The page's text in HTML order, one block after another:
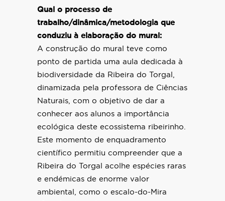
Qual o processo de
trabalho/dinâmica/metodologia que
conduziu à elaboração do mural:
A construção do mural teve como
ponto de partida uma aula dedicada à
biodiversidade da Ribeira do Torgal,
dinamizada pela professora de Ciências
Naturais, com o objetivo de dar a
conhecer aos alunos a importância
ecológica deste ecossistema ribeirinho.
Este momento de enquadramento
científico permitiu compreender que a
Ribeira do Torgal acolhe espécies raras
e endémicas de enorme valor
ambiental, como o escalo-do-Mira